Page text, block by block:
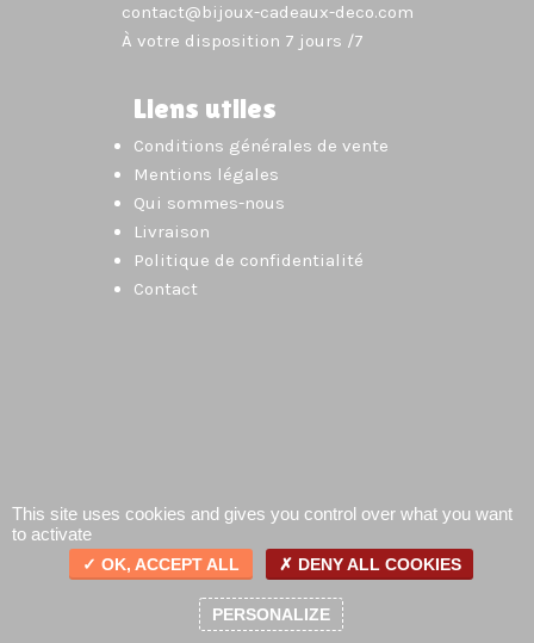
contact@bijoux-cadeaux-deco.com
À votre disposition 7 jours /7
Liens utiles
Conditions générales de vente
Mentions légales
Qui sommes-nous
Livraison
Politique de confidentialité
Contact
This site uses cookies and gives you control over what you want
to activate
OK, ACCEPT ALL DENY ALL COOKIES
PERSONALIZE